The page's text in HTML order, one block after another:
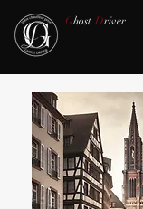
Ghost Driver